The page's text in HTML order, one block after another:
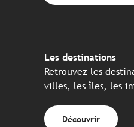
Les destinations
Retrouvez les
villes, les îles, les
Découvrir